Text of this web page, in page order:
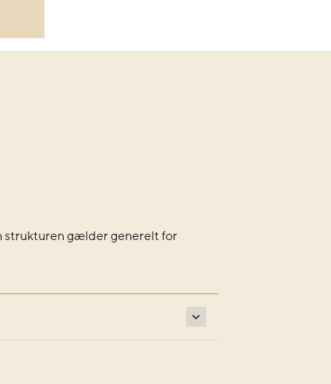
strukturen gælder generelt for